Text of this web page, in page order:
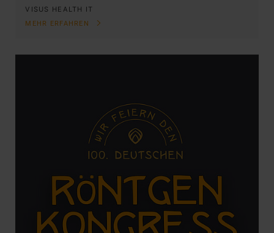
VISUS HEALTH IT
MEHR ERFAHREN